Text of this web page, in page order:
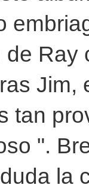
Ray
Jim,
tan
".
la